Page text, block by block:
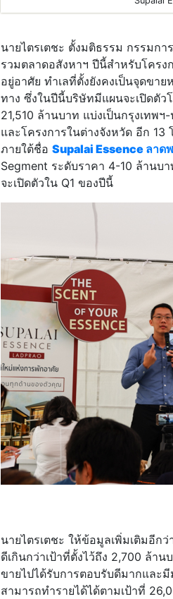
นายไตรเตชะ ตั้งมติธรรม กรรมก
รวมตลาดอสังหาฯ ปีนี้สำหรับโคร
อยู่อาศัย ทำเลที่ตั้งยังคงเป็นจุดขา
ทาง ซึ่งในปีนี้บริษัทมีแผนจะเปิดตั
21,510 ล้านบาท แบ่งเป็นกรุงเทพ
และโครงการในต่างจังหวัด อีก
ภายใต้ชื่อ Supalai Essence ลาด
Segment ระดับราคา 4-10 ล้านบ
จะเปิดตัวใน Q1 ของปีนี้
นายไตรเตชะ ให้ข้อมูลเพิ่มเติมอีก
ดีเกินกว่าเป้าที่ตั้งไว้ถึง 2,700 ล้า
ขายไปได้รับการตอบรับดีมากและ
สามารถทำรายได้ได้ตามเป้าที่